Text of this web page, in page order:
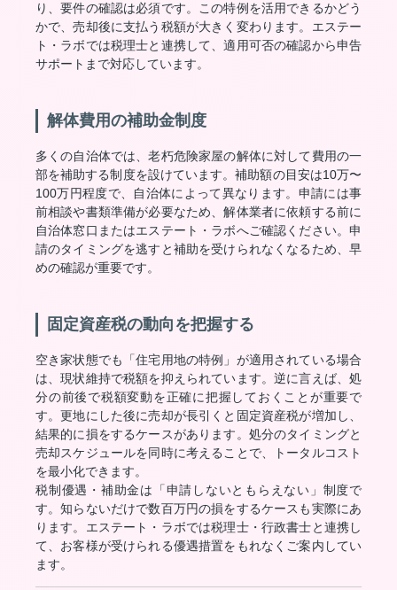
り、要件の確認は必須です。この特例を活用できるかどう
かで、売却後に支払う税額が大きく変わります。エステー
ト・ラボでは税理士と連携して、適用可否の確認から申告
サポートまで対応しています。
解体費用の補助金制度
多くの自治体では、老朽危険家屋の解体に対して費用の一
部を補助する制度を設けています。補助額の目安は10万〜
100万円程度で、自治体によって異なります。申請には事
前相談や書類準備が必要なため、解体業者に依頼する前に
自治体窓口またはエステート・ラボへご確認ください。申
請のタイミングを逃すと補助を受けられなくなるため、早
めの確認が重要です。
固定資産税の動向を把握する
空き家状態でも「住宅用地の特例」が適用されている場合
は、現状維持で税額を抑えられています。逆に言えば、処
分の前後で税額変動を正確に把握しておくことが重要で
す。更地にした後に売却が長引くと固定資産税が増加し、
結果的に損をするケースがあります。処分のタイミングと
売却スケジュールを同時に考えることで、トータルコスト
を最小化できます。
税制優遇・補助金は「申請しないともらえない」制度で
す。知らないだけで数百万円の損をするケースも実際にあ
ります。エステート・ラボでは税理士・行政書士と連携し
て、お客様が受けられる優遇措置をもれなくご案内してい
ます。